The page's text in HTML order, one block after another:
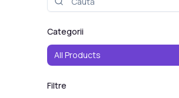
Categorii
All Products
Filtre